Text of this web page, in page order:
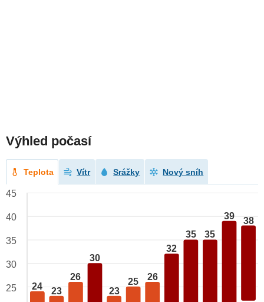
Výhled počasí
Teplota Vítr Srážky Nový sníh
24 23
26
30
23
25 26
32
35 35
39 38
45
40
35
30
25